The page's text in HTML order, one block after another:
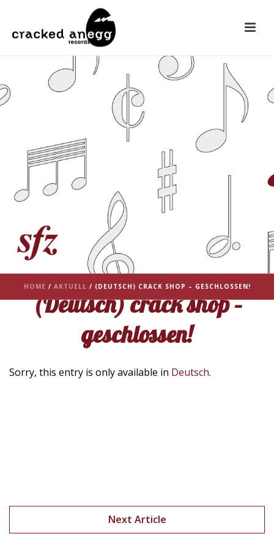
HOME / AKTUELL / (DEUTSCH) CRACK SHOP – GESCHLOSSEN!
(Deutsch) crack shop –
geschlossen!
Sorry, this entry is only available in Deutsch.
Next Article